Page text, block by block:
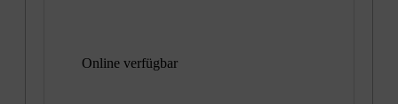
Online verfügbar